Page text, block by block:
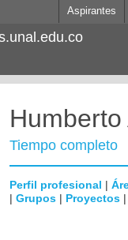
Aspirantes
Tiempo completo
Perfil profesional |
| Grupos | Proyectos